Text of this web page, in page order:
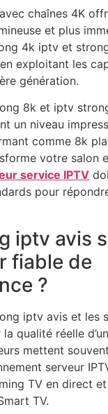
chaînes 4K
et plus
4k iptv et
exploitant les
génération.
8k et iptv
un niveau
comme 8k
votre salon
service IPTV
pour
iptv avis
fiable de
?
iptv avis et les
la qualité réelle
mettent
serveur
TV en direct
TV.